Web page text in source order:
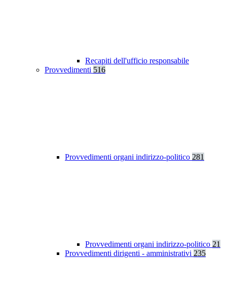
Recapiti dell'ufficio responsabile
Provvedimenti 516
Provvedimenti organi indirizzo-politico 281
Provvedimenti organi indirizzo-politico 21
Provvedimenti dirigenti - amministrativi 235